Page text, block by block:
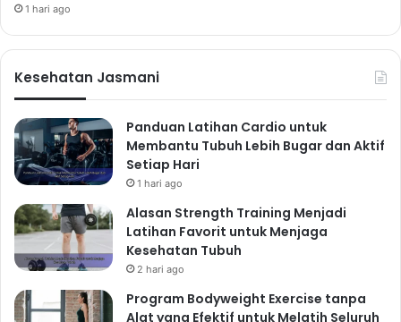
1 hari ago
Kesehatan Jasmani
Panduan Latihan Cardio untuk
Membantu Tubuh Lebih Bugar dan Aktif
Setiap Hari
1 hari ago
Alasan Strength Training Menjadi
Latihan Favorit untuk Menjaga
Kesehatan Tubuh
2 hari ago
Program Bodyweight Exercise tanpa
Alat yang Efektif untuk Melatih Seluruh